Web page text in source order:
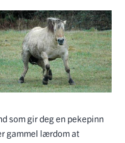
som gir deg en pekepinn
gammel lærdom at